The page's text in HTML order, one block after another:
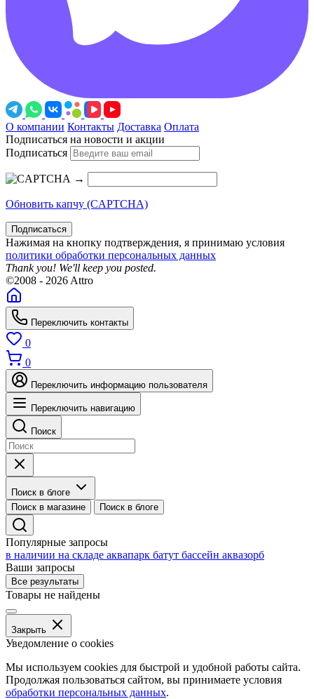
О компании Контакты Доставка Оплата
Подписаться на новости и акции
Подписаться
→
Обновить капчу (CAPTCHA)
Подписаться
Нажимая на кнопку подтверждения, я принимаю условия
политики обработки персональных данных
Thank you! We'll keep you posted.
©2008 - 2026 Attro
Переключить контакты
0
0
Переключить информацию пользователя
Переключить навигацию
Поиск
Поиск в блоге
Поиск в магазине
Поиск в блоге
Популярные запросы
в наличии на складе аквапарк батут бассейн аквазорб
Ваши запросы
Все результаты
Товары не найдены
Закрыть
Уведомление о cookies
Мы используем cookies для быстрой и удобной работы сайта.
Продолжая пользоваться сайтом, вы принимаете условия
обработки персональных данных.